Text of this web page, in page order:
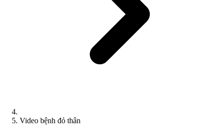
Video bệnh đỏ thân